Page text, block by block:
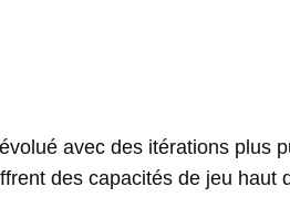
avec des itérations plus
des capacités de jeu haut